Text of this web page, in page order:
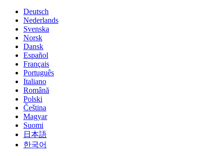
Deutsch
Nederlands
Svenska
Norsk
Dansk
Español
Français
Português
Italiano
Română
Polski
Čeština
Magyar
Suomi
日本語
한국어